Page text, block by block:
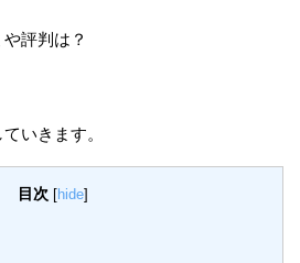
評判は？
いきます。
目次 [hide]